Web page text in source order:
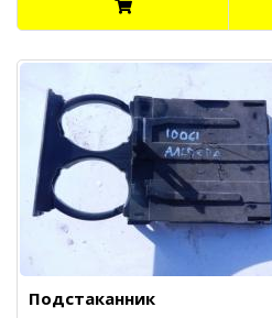
Подстаканник